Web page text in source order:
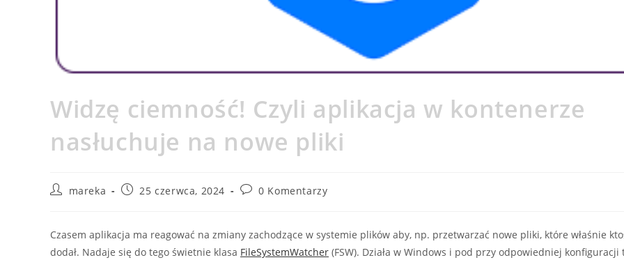
Widzę ciemność! Czyli aplikacja w kontenerze
nasłuchuje na nowe pliki
Postmareka
Post25 czerwca, 2024
Post0 Komentarzy
Czasem aplikacja ma reagować na zmiany zachodzące w systemie plików aby, np. przetwarzać nowe pliki, które właśnie
dodał. Nadaje się do tego świetnie klasa FileSystemWatcher (FSW). Działa w Windows i pod przy odpowiedniej konfiguracji